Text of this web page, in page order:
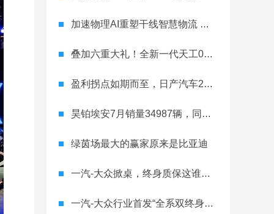
加速物理AI重塑干线智慧物流 智加科技战略合作图达通
叠加六重大礼！全新一代天工08 670 Max上市限时价17.99万元
盈利拐点如期而至，日产汽车26财年一季度财报释放稳健增长信号
昊铂埃安7月销量34987辆，同比增长31.74%，全新Ray系列蓄势待发
绿茵场最大的赢家原来是比亚迪
一汽-大众掀桌，终身质保这谁顶得住？
一汽-大众行业首发“全系双终身质保” 重树汽车服务新标杆